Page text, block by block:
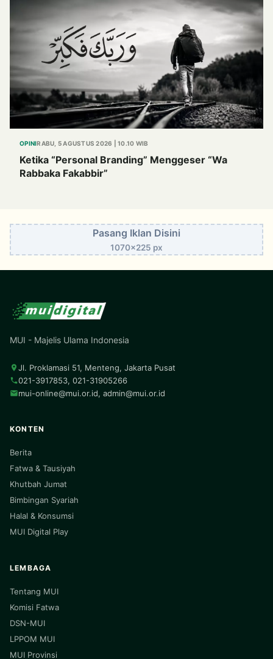
OPINIRABU, 5 AGUSTUS 2026 | 10.10 WIB
Ketika “Personal Branding” Menggeser “Wa
Rabbaka Fakabbir”
Pasang Iklan Disini
1070x225 px
MUI - Majelis Ulama Indonesia
Jl. Proklamasi 51, Menteng, Jakarta Pusat
021-3917853, 021-31905266
mui-online@mui.or.id, admin@mui.or.id
KONTEN
Berita
Fatwa & Tausiyah
Khutbah Jumat
Bimbingan Syariah
Halal & Konsumsi
MUI Digital Play
LEMBAGA
Tentang MUI
Komisi Fatwa
DSN-MUI
LPPOM MUI
MUI Provinsi